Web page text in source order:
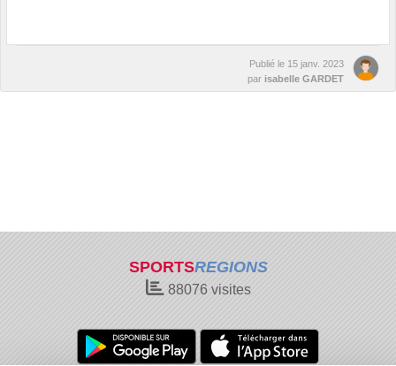
Publié le 15 janv. 2023
par isabelle GARDET
SPORTSREGIONS
88076visites